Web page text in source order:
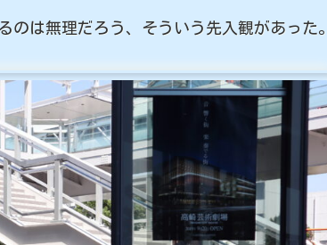
は無理だろう、そういう先入観があった。